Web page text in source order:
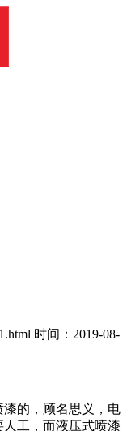
时间：2019-08-
的，顾名思义，电
工，而液压式喷漆